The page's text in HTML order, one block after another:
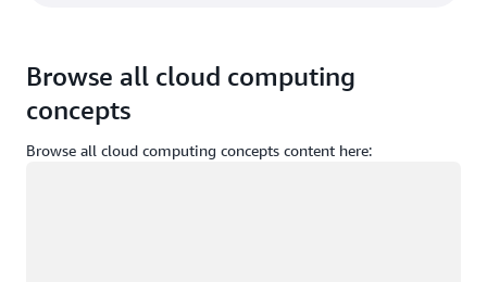
Browse all cloud computing
concepts
Browse all cloud computing concepts content here: